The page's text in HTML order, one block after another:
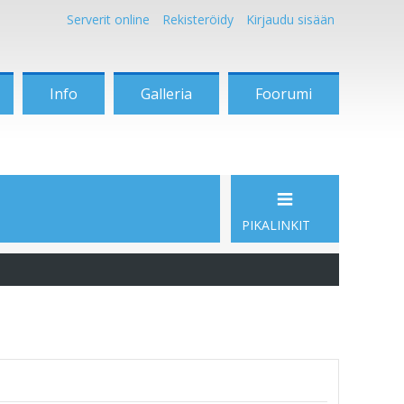
Serverit online Rekisteröidy Kirjaudu sisään
Info Galleria Foorumi
PIKALINKIT